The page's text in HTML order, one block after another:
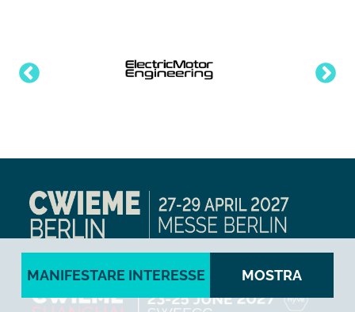
MANIFESTARE INTERESSE MOSTRA